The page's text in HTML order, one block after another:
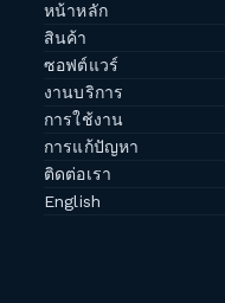
หน้าหลัก
สินค้า
ซอฟต์แวร์
งานบริการ
การใช้งาน
การแก้ปัญหา
ติดต่อเรา
English